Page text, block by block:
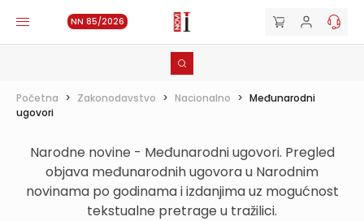
NN 85/2026
Početna > Zakonodavstvo > Nacionalno > Međunarodni
ugovori
Narodne novine - Međunarodni ugovori. Pregled
objava međunarodnih ugovora u Narodnim
novinama po godinama i izdanjima uz mogućnost
tekstualne pretrage u tražilici.